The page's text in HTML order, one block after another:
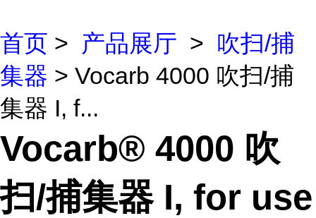
首页 > 产品展厅 > 吹扫/捕
集器 > Vocarb 4000 吹扫/捕
集器 I, f...
Vocarb® 4000 吹
扫/捕集器 I, for use